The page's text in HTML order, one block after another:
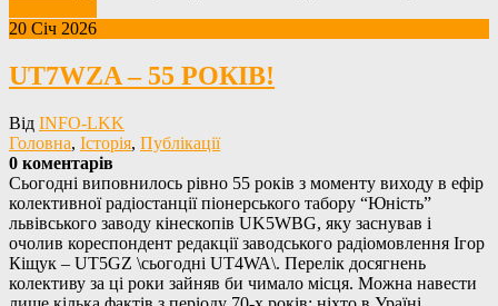
20 Січ 2026
UT7WZA – 55 РОКІВ!
Від INFO-LKK
Головна, Історія, Публікації
0 коментарів
Сьогодні виповнилось рівно 55 років з моменту виходу в ефір
колективної радіостанції піонерського табору “Юність”
львівського заводу кінескопів UK5WBG, яку заснував і
очолив кореспондент редакції заводського радіомовлення Ігор
Кіщук – UT5GZ \сьогодні UT4WA\. Перелік досягнень
колективу за ці роки зайняв би чимало місця. Можна навести